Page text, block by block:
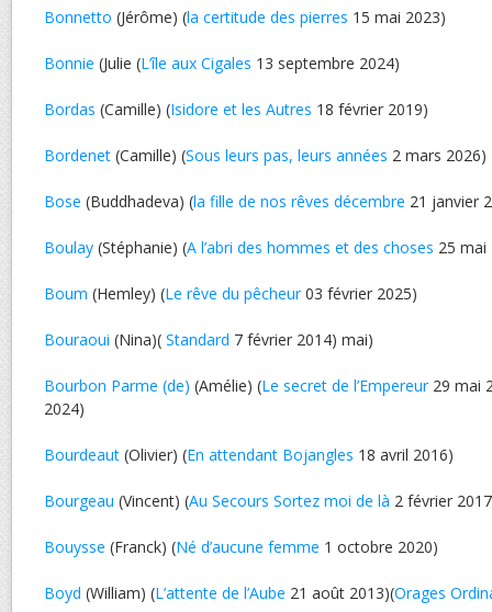
Bonnetto (Jérôme) (la certitude des pierres 15 mai 2023)
Bonnie (Julie (L’île aux Cigales 13 septembre 2024)
Bordas (Camille) (Isidore et les Autres 18 février 2019)
Bordenet (Camille) (Sous leurs pas, leurs années 2 mars 2026)
Bose (Buddhadeva) (la fille de nos rêves décembre 21 janvier
Boulay (Stéphanie) (A l’abri des hommes et des choses 25 mai
Boum (Hemley) (Le rêve du pêcheur03 février 2025)
Bouraoui (Nina)( Standard 7 février 2014) mai)
Bourbon Parme (de) (Amélie) (Le secret de l’Empereur 29 mai
2024)
Bourdeaut (Olivier) (En attendant Bojangles 18 avril 2016)
Bourgeau (Vincent) (Au Secours Sortez moi de là 2 février
Bouysse (Franck) (Né d’aucune femme 1 octobre 2020)
Boyd (William) (L’attente de l’Aube 21 août 2013)(Orages